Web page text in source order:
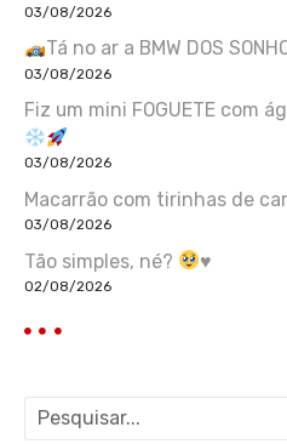
03/08/2026
Tá no ar a BMW DOS
03/08/2026
Fiz um mini FOGUETE com
03/08/2026
Macarrão com tirinhas de
03/08/2026
Tão simples, né? ♥️
02/08/2026